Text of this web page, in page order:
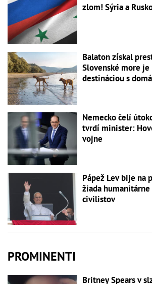
zlom! Sýria a
Balaton získal
Slovenské more
destináciou s
Nemecko čelí
tvrdí minister:
vojne
Pápež Lev bije na
žiada
civilistov
PROMINENTI
Britney Spears v